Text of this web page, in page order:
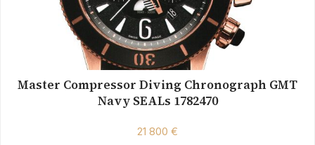
Master Compressor Diving Chronograph GMT
Navy SEALs 1782470
21 800 €